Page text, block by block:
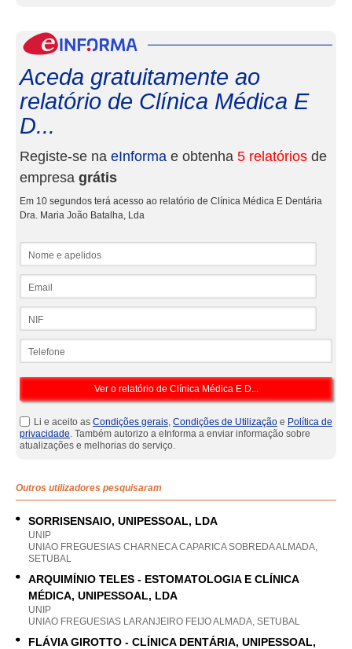
Aceda gratuitamente ao
relatório de Clínica Médica E
D...
Registe-se na eInforma e obtenha 5 relatórios de
empresa grátis
Em 10 segundos terá acesso ao relatório de Clínica Médica E Dentária
Dra. Maria João Batalha, Lda
Li e aceito as Condições gerais, Condições de Utilização e Política de
privacidade. Também autorizo a eInforma a enviar informação sobre
atualizações e melhorias do serviço.
Outros utilizadores pesquisaram
SORRISENSAIO, UNIPESSOAL, LDA
UNIP
UNIAO FREGUESIAS CHARNECA CAPARICA SOBREDA ALMADA,
SETUBAL
ARQUIMÍNIO TELES - ESTOMATOLOGIA E CLÍNICA
MÉDICA, UNIPESSOAL, LDA
UNIP
UNIAO FREGUESIAS LARANJEIRO FEIJO ALMADA, SETUBAL
FLÁVIA GIROTTO - CLÍNICA DENTÁRIA, UNIPESSOAL,